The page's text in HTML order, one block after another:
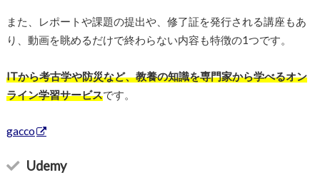
また、レポートや課題の提出や、修了証を発行される講座もあ
り、動画を眺めるだけで終わらない内容も特徴の1つです。
ITから考古学や防災など、教養の知識を専門家から学べるオン
ライン学習サービスです。
gacco
Udemy